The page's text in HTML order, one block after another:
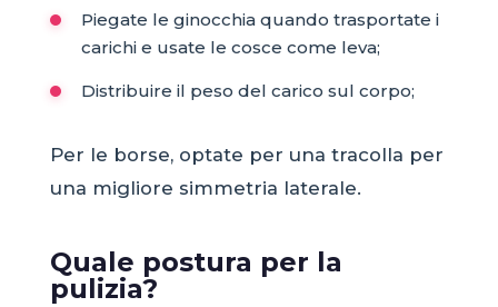
Piegate le ginocchia quando trasportate i
carichi e usate le cosce come leva;
Distribuire il peso del carico sul corpo;
Per le borse, optate per una tracolla per
una migliore simmetria laterale.
Quale postura per la
pulizia?